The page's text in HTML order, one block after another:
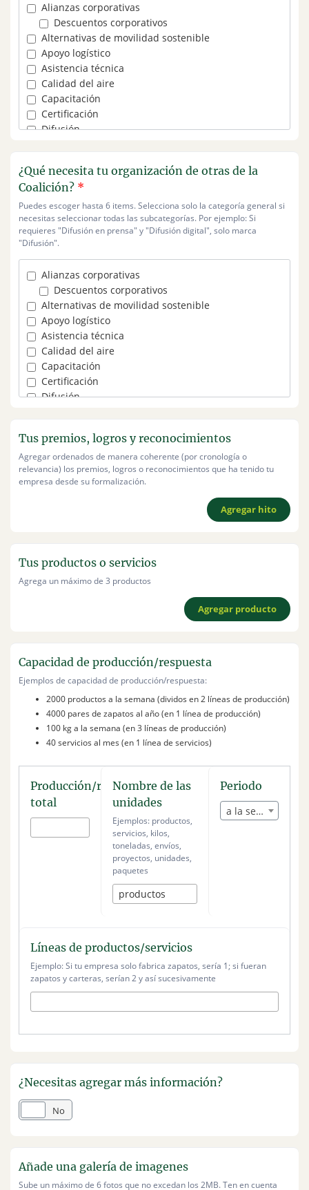
Incubagraria
Kaman
Kunan
Ministerio del Ambiente
NESsT
nexos+1
Premios Latinoamérica Verde
Protagonistas del Cambio
StartUPC
Tejiendo Puentes
UTEC Ventures
Wayra
Alianzas corporativas
Descuentos corporativos
Alternativas de movilidad sostenible
Apoyo logístico
Asistencia técnica
Calidad del aire
Capacitación
Certificación
Difusión
Eventos
Espacios de networking
Producción de eventos
Financiamiento
Crowdfunding
Préstamos
Gestión de residuos
Gestión de residuos electrónicos
Gestión de residuos orgánicos
Gestión de residuos sólidos
Reducción de residuos
Gestión del agua
Impacto social
Materias primas sostenibles
Productos sostenibles
Alimentos sostenibles
Ropa y accesorios sostenibles
Visibilidad en catálogos
Visibilidad en espacios digitales
Visibilidad en ferias
¿Qué necesita tu organización de otras de la
Coalición? *
Puedes escoger hasta 6 items. Selecciona solo la categoría general si
necesitas seleccionar todas las subcategorías. Por ejemplo: Si
requieres "Difusión en prensa" y "Difusión digital", solo marca
"Difusión".
Alianzas corporativas
Descuentos corporativos
Alternativas de movilidad sostenible
Apoyo logístico
Asistencia técnica
Calidad del aire
Capacitación
Certificación
Difusión
Eventos
Espacios de networking
Producción de eventos
Financiamiento
Gestión de residuos
Gestión de residuos electrónicos
Gestión de residuos orgánicos
Impacto social
Marketing y comunicación
Merchandising
Materias primas sostenibles
Productos sostenibles
Alimentos sostenibles
Ropa y accesorios sostenibles
Soporte tecnológico
Visibilidad
Visibilidad en catálogos
Visibilidad en espacios digitales
Visibilidad en ferias
Tus premios, logros y reconocimientos
Agregar ordenados de manera coherente (por cronología o
relevancia) los premios, logros o reconocimientos que ha tenido tu
empresa desde su formalización.
Agregar hito
Tus productos o servicios
Agrega un máximo de 3 productos
Agregar producto
Capacidad de producción/respuesta
Ejemplos de capacidad de producción/respuesta:
2000 productos a la semana (dividos en 2 líneas de producción)
4000 pares de zapatos al año (en 1 línea de producción)
100 kg a la semana (en 3 líneas de producción)
40 servicios al mes (en 1 línea de servicios)
Producción/respuesta
total
Nombre de las
unidades
Ejemplos: productos,
servicios, kilos,
toneladas, envíos,
proyectos, unidades,
paquetes
Periodo
a la semana
Líneas de productos/servicios
Ejemplo: Si tu empresa solo fabrica zapatos, sería 1; si fueran
zapatos y carteras, serían 2 y así sucesivamente
¿Necesitas agregar más información?
No
Añade una galería de imagenes
Sube un máximo de 6 fotos que no excedan los 2MB. Ten en cuenta